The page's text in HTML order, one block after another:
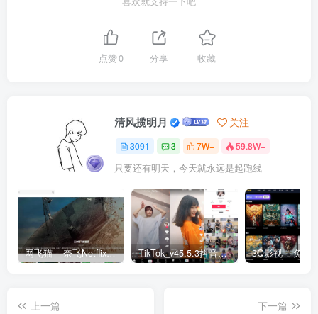
点赞0 分享 收藏
清风揽明月 关注
3091 3 7W+ 59.8W+
只要还有明天，今天就永远是起跑线
网飞猫 – 奈飞Netflix免费看 TikTok_v45.5.3抖音国际版_免拔卡解锁全球版
上一篇
下一篇